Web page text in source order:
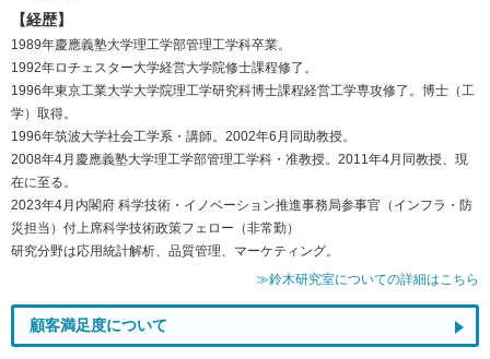
【経歴】
1989年慶應義塾大学理工学部管理工学科卒業。
1992年ロチェスター大学経営大学院修士課程修了。
1996年東京工業大学大学院理工学研究科博士課程経営工学専攻修了。博士（工
学）取得。
1996年筑波大学社会工学系・講師。2002年6月同助教授。
2008年4月慶應義塾大学理工学部管理工学科・准教授。2011年4月同教授、現
在に至る。
2023年4月内閣府 科学技術・イノベーション推進事務局参事官（インフラ・防
災担当）付上席科学技術政策フェロー（非常勤）
研究分野は応用統計解析、品質管理、マーケティング。
≫鈴木研究室についての詳細はこちら
顧客満足度について